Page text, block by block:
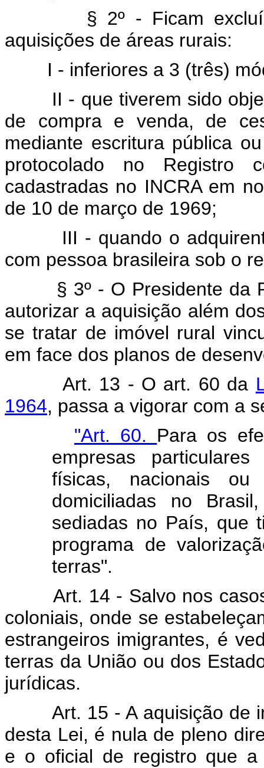
§ 2º - Ficam excluídas
aquisições de áreas rurais:
I - inferiores a 3 (três)
II - que tiverem sido
de compra e venda, de
mediante escritura pública
protocolado no Registro
cadastradas no INCRA em
de 10 de março de 1969;
III - quando o adquirente
com pessoa brasileira sob o
§ 3º - O Presidente da
autorizar a aquisição além
se tratar de imóvel rural
em face dos planos de
Art. 13 - O art. 60 da
1964, passa a vigorar com a
"Art. 60. Para os
empresas
físicas, nacionais ou
domiciliadas no
sediadas no País, que
programa de
terras".
Art. 14 - Salvo nos
coloniais, onde se
estrangeiros imigrantes, é
terras da União ou dos
jurídicas.
Art. 15 - A aquisição de
desta Lei, é nula de pleno
e o oficial de registro que a